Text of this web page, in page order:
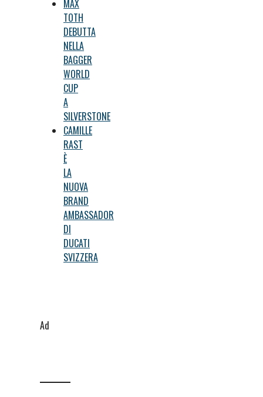
MAX
TOTH
DEBUTTA
NELLA
BAGGER
WORLD
CUP
A
SILVERSTONE
CAMILLE
RAST
È
LA
NUOVA
BRAND
AMBASSADOR
DI
DUCATI
SVIZZERA
Ad